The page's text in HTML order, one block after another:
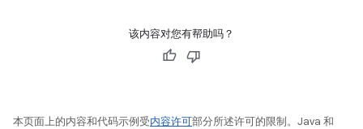
该内容对您有帮助吗？
本页面上的内容和代码示例受内容许可部分所述许可的限制。Java 和